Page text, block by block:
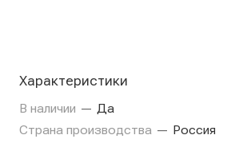
Характеристики
В наличии — Да
Страна производства — Россия